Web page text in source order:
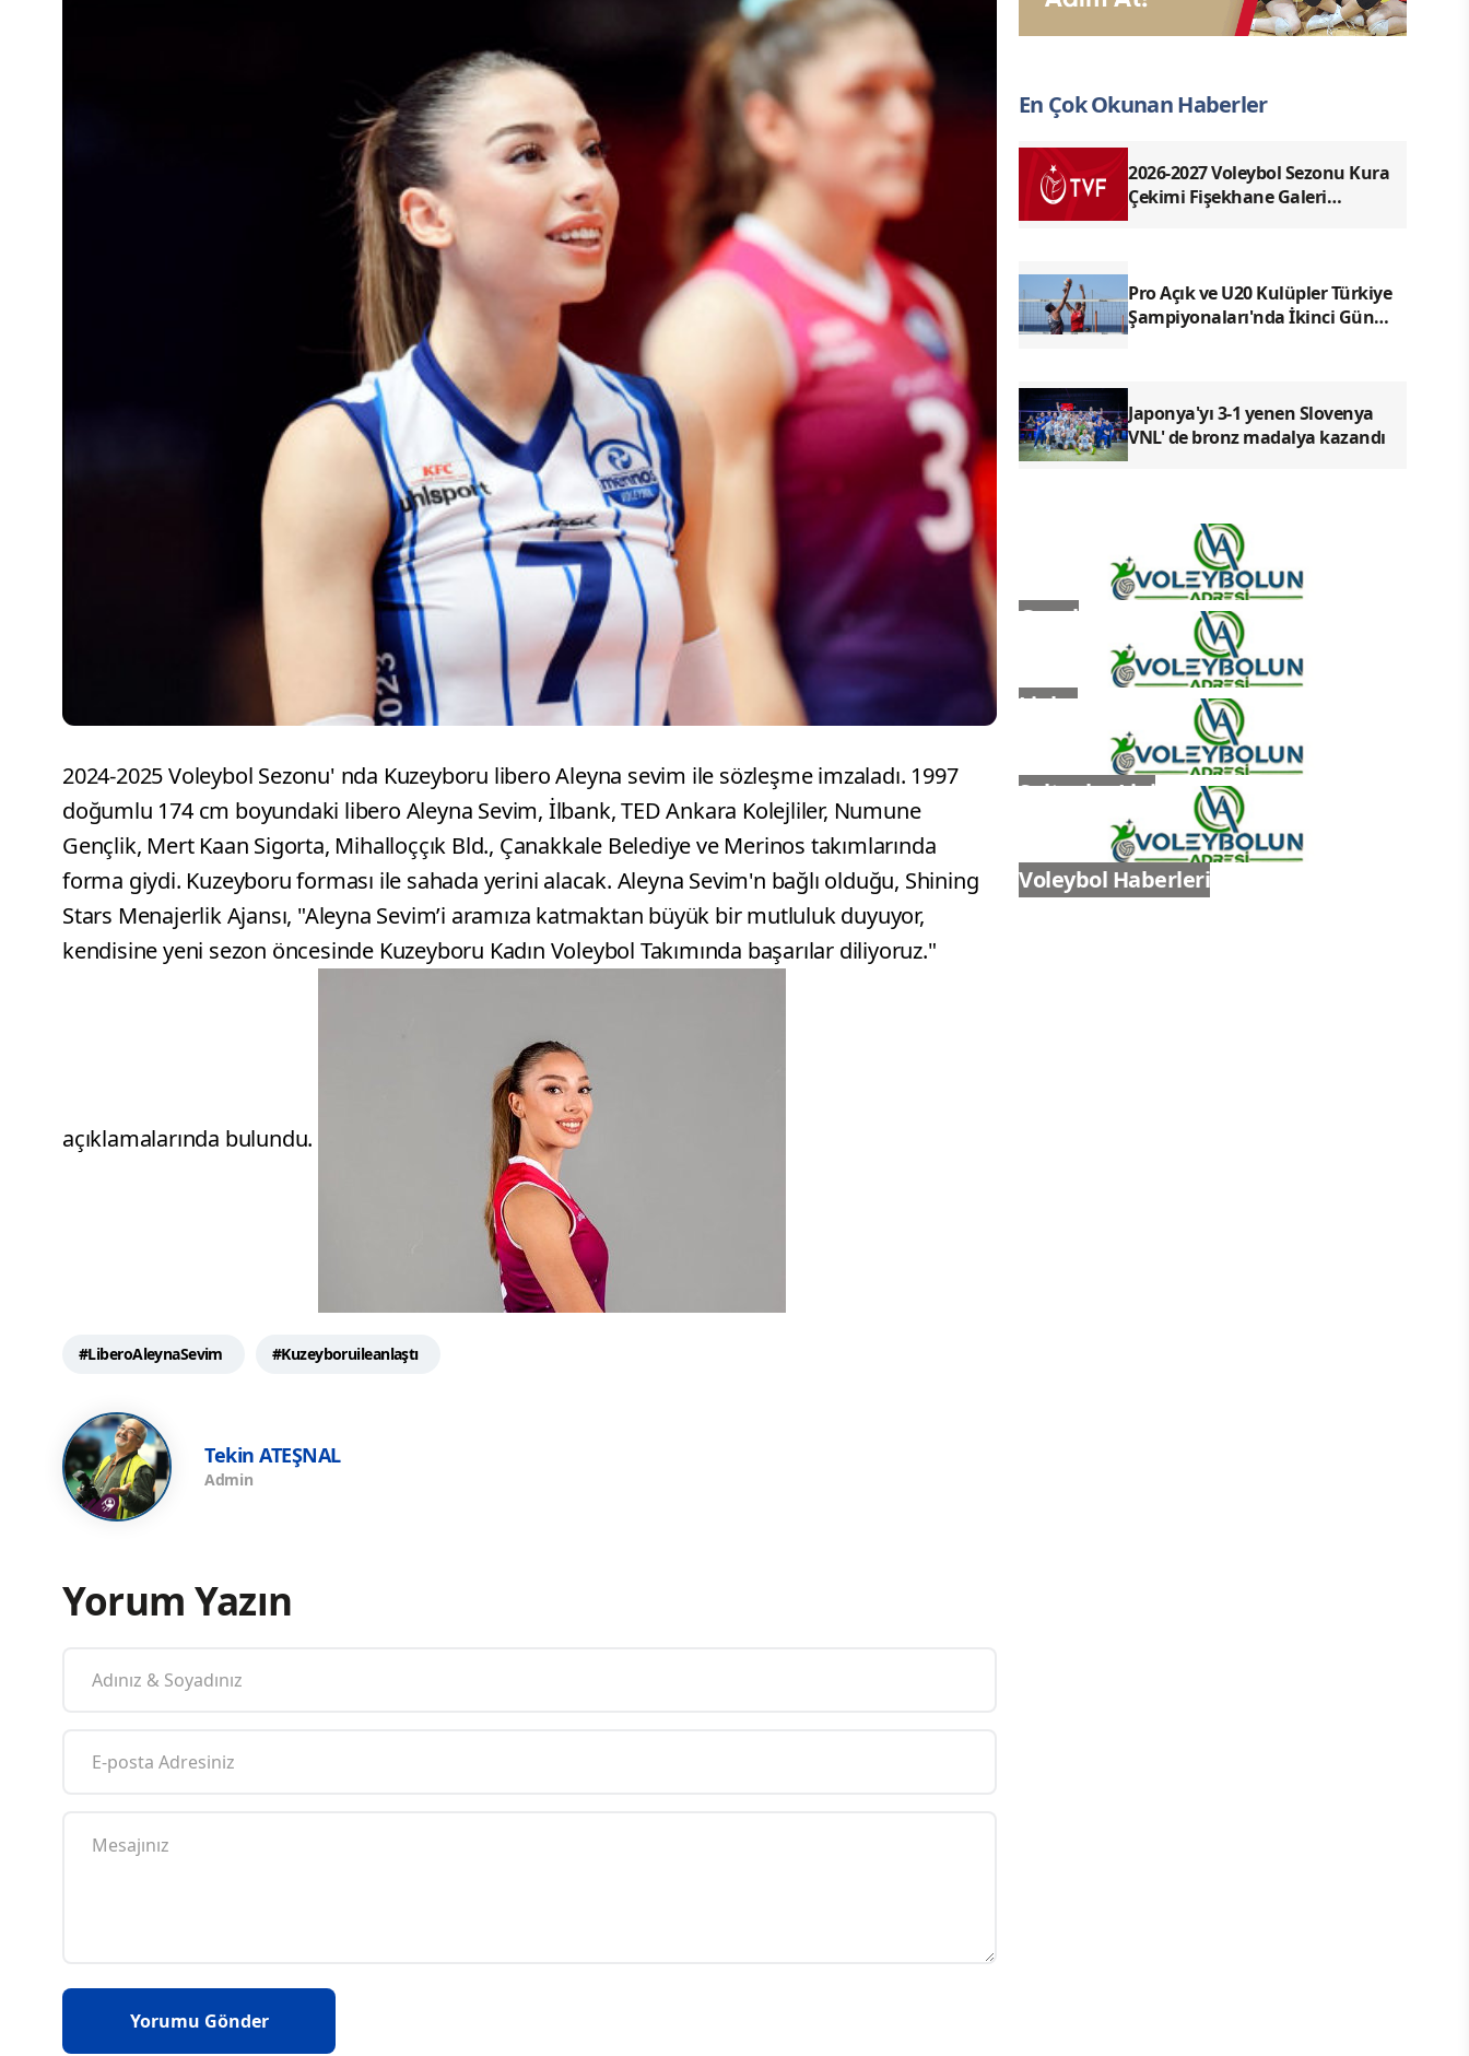
2024-2025 Voleybol Sezonu' nda Kuzeyboru libero Aleyna sevim ile sözleşme imzaladı. 1997
doğumlu 174 cm boyundaki libero Aleyna Sevim, İlbank, TED Ankara Kolejliler, Numune
Gençlik, Mert Kaan Sigorta, Mihalloççık Bld., Çanakkale Belediye ve Merinos takımlarında
forma giydi. Kuzeyboru forması ile sahada yerini alacak. Aleyna Sevim'n bağlı olduğu, Shining
Stars Menajerlik Ajansı, "Aleyna Sevim’i aramıza katmaktan büyük bir mutluluk duyuyor,
kendisine yeni sezon öncesinde Kuzeyboru Kadın Voleybol Takımında başarılar diliyoruz."
açıklamalarında bulundu.
#LiberoAleynaSevim #Kuzeyboruileanlaştı
Tekin ATEŞNAL
Admin
Yorum Yazın
En Çok Okunan Haberler
2026-2027 Voleybol Sezonu Kura
Çekimi Fişekhane Galeri
Pro Açık ve U20 Kulüpler Türkiye
Şampiyonaları'nda İkinci Gün
Japonya'yı 3-1 yenen Slovenya
VNL' de bronz madalya kazandı
Genel
Ligler
Sultanlar Ligi
Voleybol Haberleri